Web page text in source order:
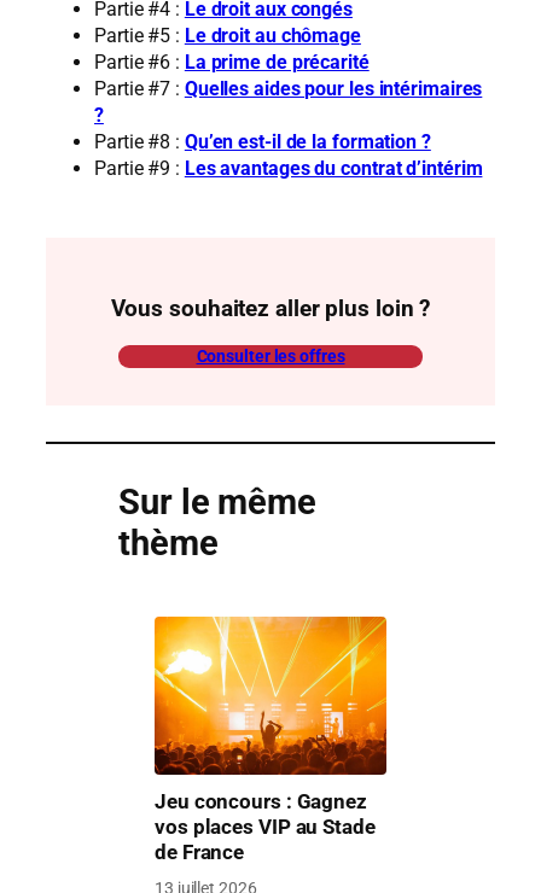
Partie #4 : Le droit aux congés
Partie #5 : Le droit au chômage
Partie #6 : La prime de précarité
Partie #7 : Quelles aides pour les intérimaires
?
Partie #8 : Qu’en est-il de la formation ?
Partie #9 : Les avantages du contrat d’intérim
Vous souhaitez aller plus loin ?
Consulter les offres
Sur le même
thème
Jeu concours : Gagnez
vos places VIP au Stade
de France
13 juillet 2026